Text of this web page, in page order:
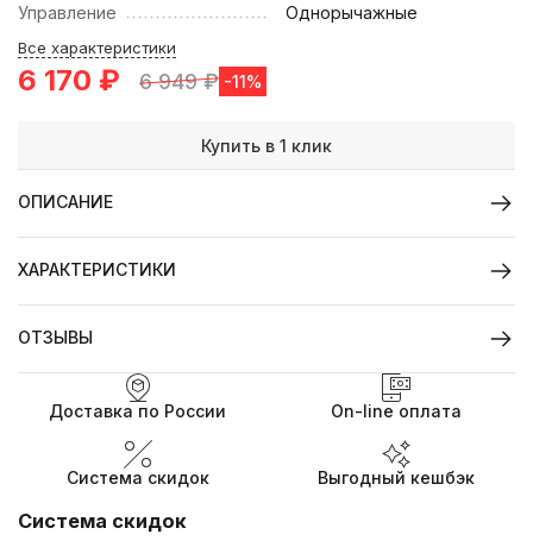
Управление
Однорычажные
Все характеристики
6 170 ₽ 6 949₽ -11%
Купить в 1 клик
ОПИСАНИЕ
ХАРАКТЕРИСТИКИ
ОТЗЫВЫ
Доставка по России On-line оплата
Система скидок Выгодный кешбэк
Система скидок